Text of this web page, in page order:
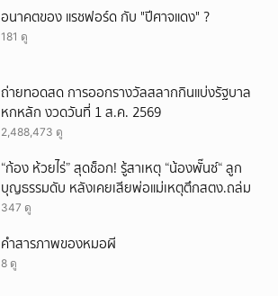
อนาคตของ แรชฟอร์ด กับ "ปีศาจแดง" ?
181 ดู
ถ่ายทอดสด การออกรางวัลสลากกินแบ่งรัฐบาล
หกหลัก งวดวันที่ 1 ส.ค. 2569
2,488,473 ดู
“ก้อง ห้วยไร่” สุดช็อก! รู้สาเหตุ “น้องพั๊นซ์“ ลูก
บุญธรรมดับ หลังเคยเสียพ่อแม่เหตุตึกสตง.ถล่ม
347 ดู
คำสารภาพของหมอผี
8 ดู